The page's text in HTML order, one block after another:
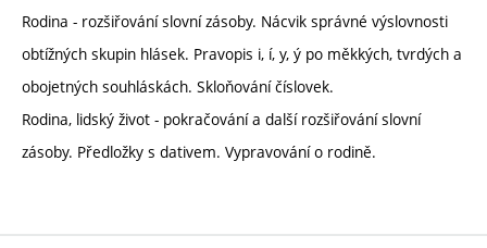
Rodina - rozšiřování slovní zásoby. Nácvik správné výslovnosti
obtížných skupin hlásek. Pravopis i, í, y, ý po měkkých, tvrdých a
obojetných souhláskách. Skloňování číslovek.
Rodina, lidský život - pokračování a další rozšiřování slovní
zásoby. Předložky s dativem. Vypravování o rodině.